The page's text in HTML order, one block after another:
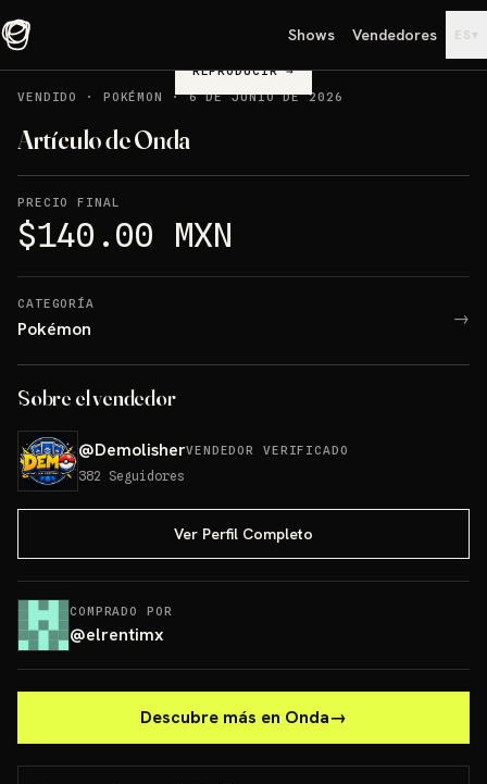
Shows Vendedores ES ▾
REPRODUCIR→
VENDIDO
· POKÉMON ·6 DE JUNIO DE 2026
Artículo de Onda
PRECIO FINAL
$140.00 MXN
CATEGORÍA
Pokémon →
Sobre el vendedor
@DemolisherVENDEDOR VERIFICADO
382 Seguidores
Ver Perfil Completo
COMPRADO POR
@elrentimx
Descubre más en Onda→